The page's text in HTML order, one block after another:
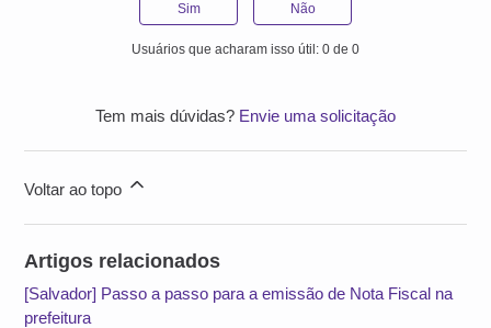
Sim Não
Usuários que acharam isso útil: 0 de 0
Tem mais dúvidas? Envie uma solicitação
Voltar ao topo
Artigos relacionados
[Salvador] Passo a passo para a emissão de Nota Fiscal na
prefeitura